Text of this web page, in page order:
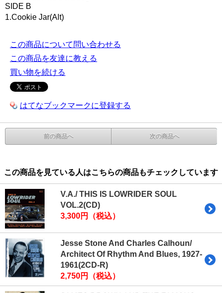
SIDE B
1.Cookie Jar(Alt)
この商品について問い合わせる
この商品を友達に教える
買い物を続ける
はてなブックマークに登録する
前の商品へ 次の商品へ
この商品を見ている人はこちらの商品もチェックしています
V.A./ THIS IS LOWRIDER SOUL
VOL.2(CD)
3,300円（税込）
Jesse Stone And Charles Calhoun/
Architect Of Rhythm And Blues, 1927-
1961(2CD-R)
2,750円（税込）